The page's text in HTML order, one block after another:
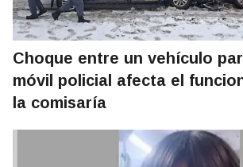
Choque entre un vehículo
móvil policial afecta el
la comisaría